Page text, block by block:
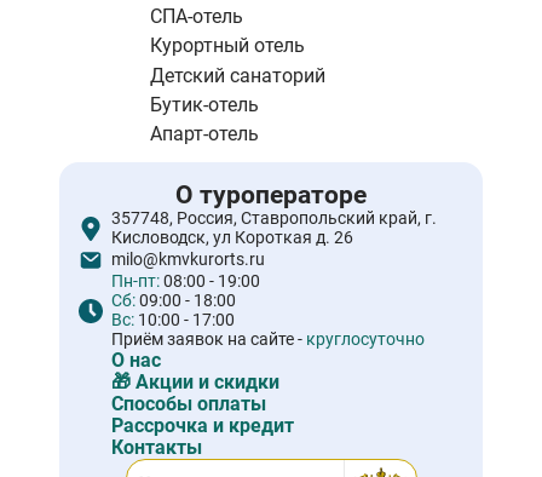
СПА-отель
Курортный отель
Детский санаторий
Бутик-отель
Апарт-отель
О туроператоре
357748, Россия, Ставропольский край, г.
Кисловодск, ул Короткая д. 26
milo@kmvkurorts.ru
Пн-пт:08:00 - 19:00
Сб:09:00 - 18:00
Вс: 10:00 - 17:00
Приём заявок на сайте - круглосуточно
О нас
🎁 Акции и скидки
Способы оплаты
Рассрочка и кредит
Контакты